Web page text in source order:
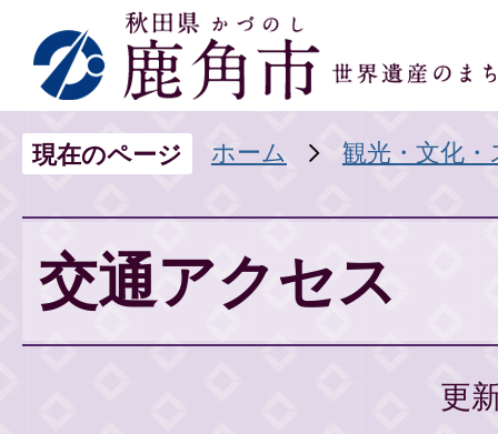
現在のページ ホーム 観光・文化
交通アクセス
更